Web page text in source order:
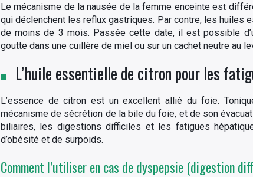
Le mécanisme de la nausée de la femme enceinte est
qui déclenchent les reflux gastriques. Par contre, les
de moins de 3 mois. Passée cette date, il est possible
goutte dans une cuillère de miel ou sur un cachet neutre au
L’huile essentielle de citron pour les
L’essence de citron est un excellent allié du foie.
mécanisme de sécrétion de la bile du foie, et de son
biliaires, les digestions difficiles et les fatigues
d’obésité et de surpoids.
Comment l’utiliser en cas de dyspepsie (digestion